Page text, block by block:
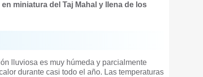
miniatura del Taj Mahal y llena de los
lluviosa es muy húmeda y parcialmente
durante casi todo el año. Las temperaturas